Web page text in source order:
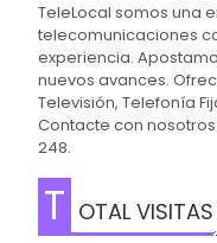
TeleLocal somos una
telecomunicaciones
experiencia.
nuevos avances.
Televisión, Telefonía
Contacte con
248.
T OTAL VISITAS